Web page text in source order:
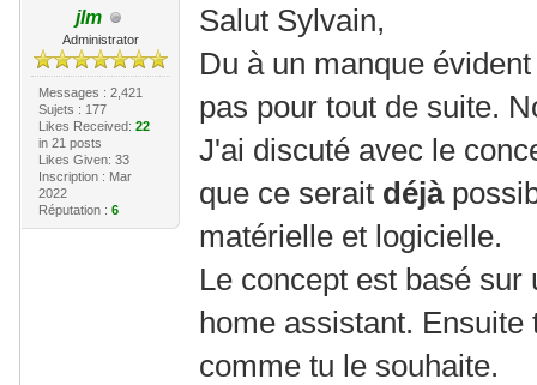
jlm
Administrator
Messages : 2,421
Sujets : 177
Likes Received: 22
in 21 posts
Likes Given: 33
Inscription : Mar
2022
Réputation : 6
Salut Sylvain,
Du à un manque
pas pour tout de suite.
J'ai discuté avec le
que ce serait déjà
matérielle et logicielle.
Le concept est basé
home assistant.
comme tu le souhaite.